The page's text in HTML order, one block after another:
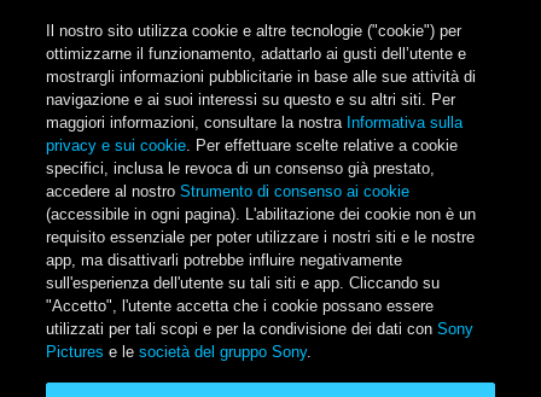
Il nostro sito utilizza cookie e altre tecnologie ("cookie") per
ottimizzarne il funzionamento, adattarlo ai gusti dell’utente e
mostrargli informazioni pubblicitarie in base alle sue attività di
navigazione e ai suoi interessi su questo e su altri siti. Per
maggiori informazioni, consultare la nostra Informativa sulla
privacy e sui cookie. Per effettuare scelte relative a cookie
specifici, inclusa le revoca di un consenso già prestato,
accedere al nostroStrumento di consenso ai cookie
(accessibile in ogni pagina). L'abilitazione dei cookie non è un
requisito essenziale per poter utilizzare i nostri siti e le nostre
app, ma disattivarli potrebbe influire negativamente
sull'esperienza dell'utente su tali siti e app. Cliccando su
"Accetto", l'utente accetta che i cookie possano essere
utilizzati per tali scopi e per la condivisione dei dati conSony
Pictures e lesocietà del gruppo Sony.
Main Menu
Mangia prega ama
Disponibile a casa tua
Guarda il trailer